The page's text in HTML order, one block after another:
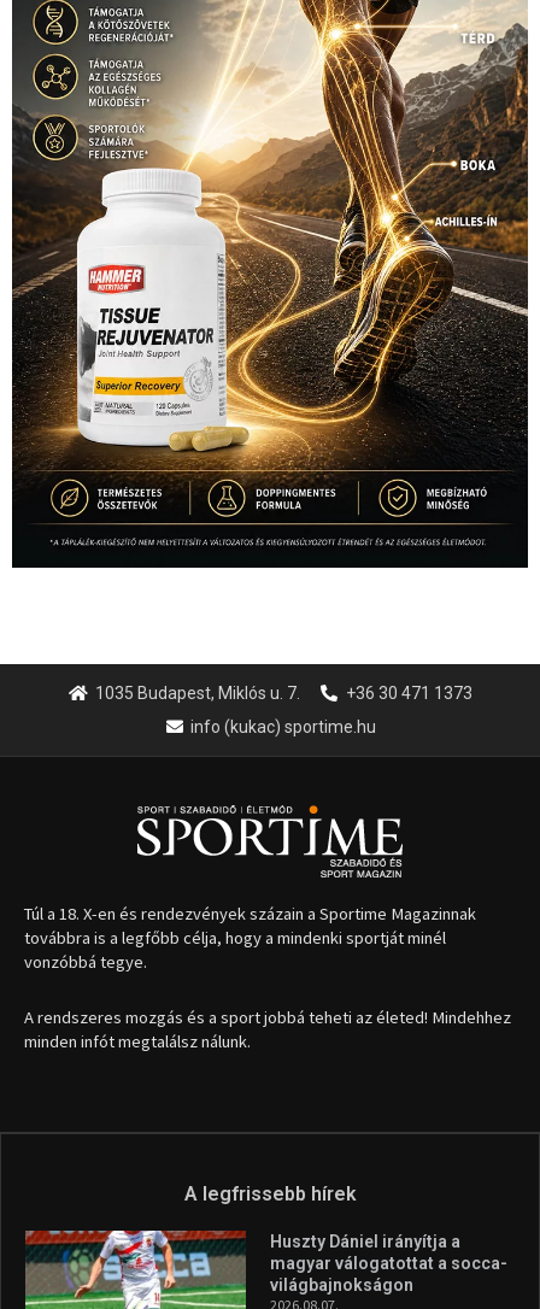
1035 Budapest, Miklós u. 7.
+36 30 471 1373
Túl a 18. X-en és rendezvények százain a Sportime Magazinnak
továbbra is a legfőbb célja, hogy a mindenki sportját minél
vonzóbbá tegye.